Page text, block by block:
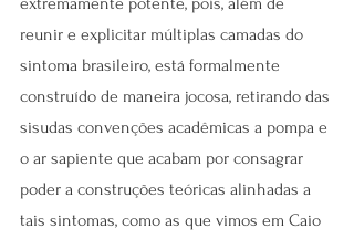
reunir e explicitar múltiplas camadas do
sintoma brasileiro, está formalmente
construído de maneira jocosa, retirando das
sisudas convenções acadêmicas a pompa e
o ar sapiente que acabam por consagrar
poder a construções teóricas alinhadas a
tais sintomas, como as que vimos em Caio